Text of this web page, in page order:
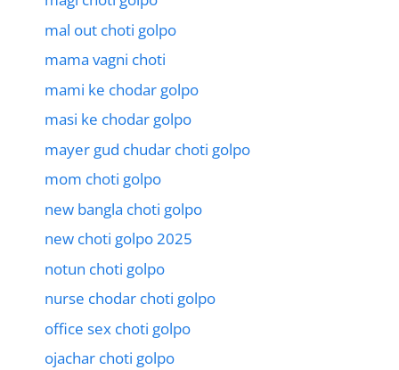
mal out choti golpo
mama vagni choti
mami ke chodar golpo
masi ke chodar golpo
mayer gud chudar choti golpo
mom choti golpo
new bangla choti golpo
new choti golpo 2025
notun choti golpo
nurse chodar choti golpo
office sex choti golpo
ojachar choti golpo